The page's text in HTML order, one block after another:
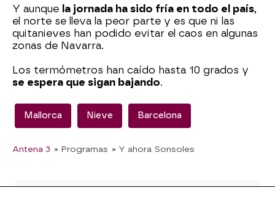
Y aunque la jornada ha sido fría en todo el país,
el norte se lleva la peor parte y es que ni las
quitanieves han podido evitar el caos en algunas
zonas de Navarra.
Los termómetros han caído hasta 10 grados y
se espera que sigan bajando.
Mallorca Nieve Barcelona
Antena 3 » Programas » Y ahora Sonsoles